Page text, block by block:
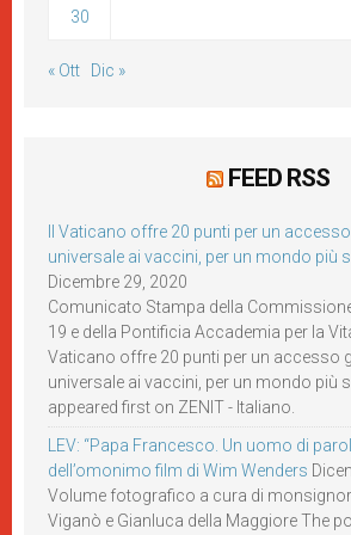
30
« Ott Dic »
FEED RSS
Il Vaticano offre 20 punti per un
universale ai vaccini, per un mondo più
Dicembre 29, 2020
Comunicato Stampa della
19 e della Pontificia Accademia per la
Vaticano offre 20 punti per un accesso
universale ai vaccini, per un mondo più
appeared first on ZENIT - Italiano.
LEV: “Papa Francesco. Un uomo di
dell’omonimo film di Wim Wenders
Volume fotografico a cura di
Viganò e Gianluca della Maggiore The